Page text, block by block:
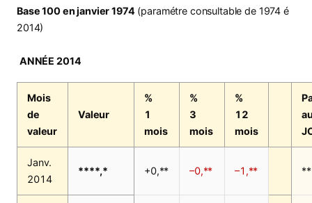
Base 100 en janvier 1974 (paramétre consultable de 1974 é
2014)
ANNÉE 2014
Mois
de
valeur
Valeur
%
1
mois
%
3
mois
%
12
mois
Janv.
2014
****,* +0,** –0,** –1,**